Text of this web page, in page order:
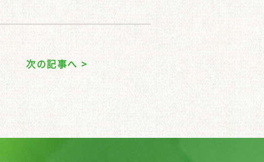
次の記事へ >